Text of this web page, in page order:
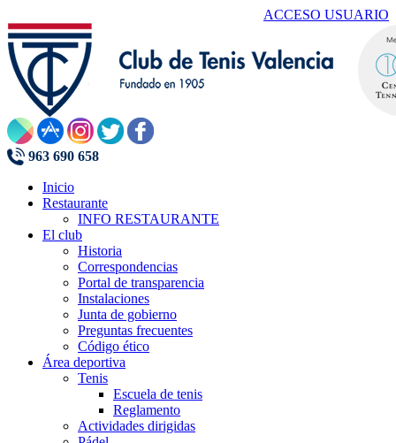
ACCESO USUARIO
963 690 658
Inicio
Restaurante
INFO RESTAURANTE
El club
Historia
Correspondencias
Portal de transparencia
Instalaciones
Junta de gobierno
Preguntas frecuentes
Código ético
Área deportiva
Tenis
Escuela de tenis
Reglamento
Actividades dirigidas